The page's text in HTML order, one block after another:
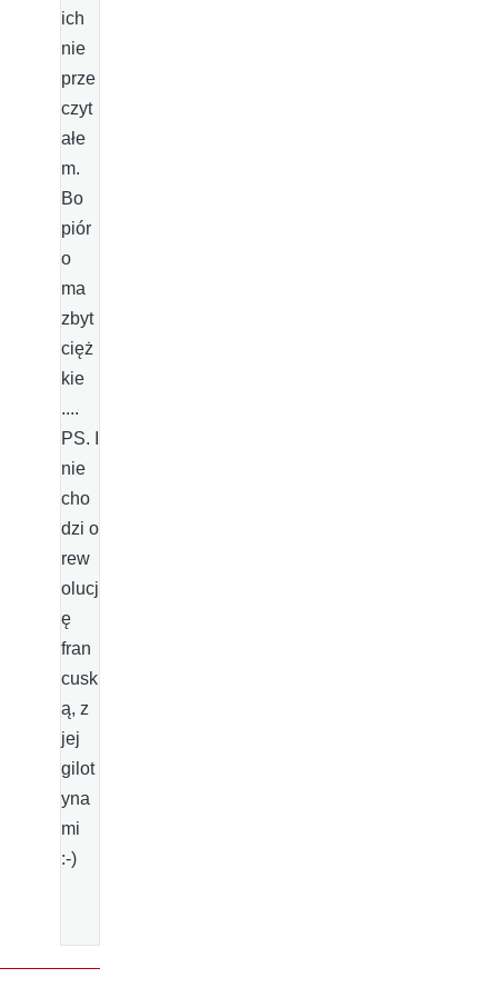
ich
nie
prze
czyt
ałe
m.
Bo
piór
o
ma
zbyt
cięż
kie
....
PS. I
nie
cho
dzi o
rew
olucj
ę
fran
cusk
ą, z
jej
gilot
yna
mi
:-)